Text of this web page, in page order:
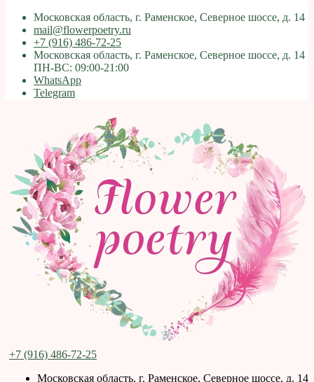
Московская область, г. Раменское, Северное шоссе, д. 14
mail@flowerpoetry.ru
+7 (916) 486-72-25
Московская область, г. Раменское, Северное шоссе, д. 14
ПН-ВС: 09:00-21:00
WhatsApp
Telegram
+7 (916) 486-72-25
Московская область, г. Раменское, Северное шоссе, д. 14